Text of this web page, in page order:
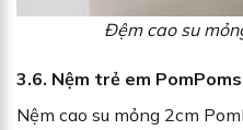
Đệm cao su
3.6. Nệm trẻ em
Nệm cao su mỏng 2cm